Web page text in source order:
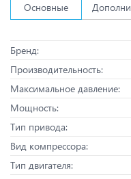
Основные Дополнительно
Бренд:
Производительность:
Максимальное давление:
Мощность:
Тип привода:
Вид компрессора:
Тип двигателя: